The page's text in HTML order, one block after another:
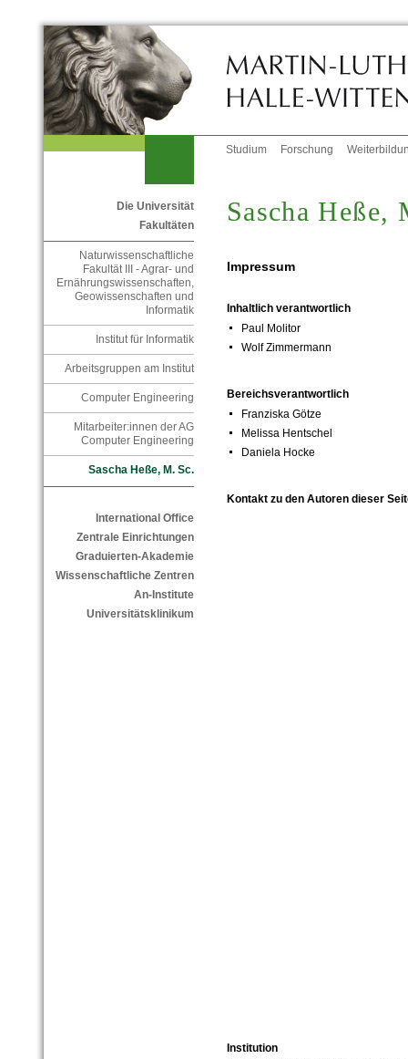
Studium Forschung
Die Universität
Fakultäten
Naturwissenschaftliche
Fakultät III - Agrar- und
Ernährungswissenschaften,
Geowissenschaften und
Informatik
Institut für Informatik
Arbeitsgruppen am Institut
Computer Engineering
Mitarbeiter:innen der AG
Computer Engineering
Sascha Heße, M. Sc.
International Office
Zentrale Einrichtungen
Graduierten-Akademie
Wissenschaftliche Zentren
An-Institute
Universitätsklinikum
Sascha Heße,
Impressum
Inhaltlich verantwortlich
Paul Molitor
Wolf Zimmermann
Bereichsverantwortlich
Franziska Götze
Melissa Hentschel
Daniela Hocke
Kontakt zu den Autoren dieser
Institution